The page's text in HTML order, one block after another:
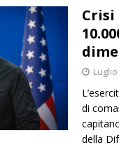
Crisi
di
della